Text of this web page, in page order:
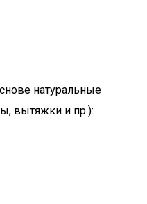
натуральные
вытяжки и пр.):